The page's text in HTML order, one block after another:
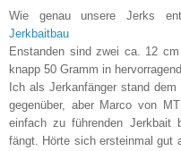
Wie genau unsere Jerks
Jerkbaitbau
Enstanden sind zwei ca. 12
knapp 50 Gramm in
Ich als Jerkanfänger stand
gegenüber, aber Marco von
einfach zu führenden Jerkbait
fängt. Hörte sich ersteinmal gut